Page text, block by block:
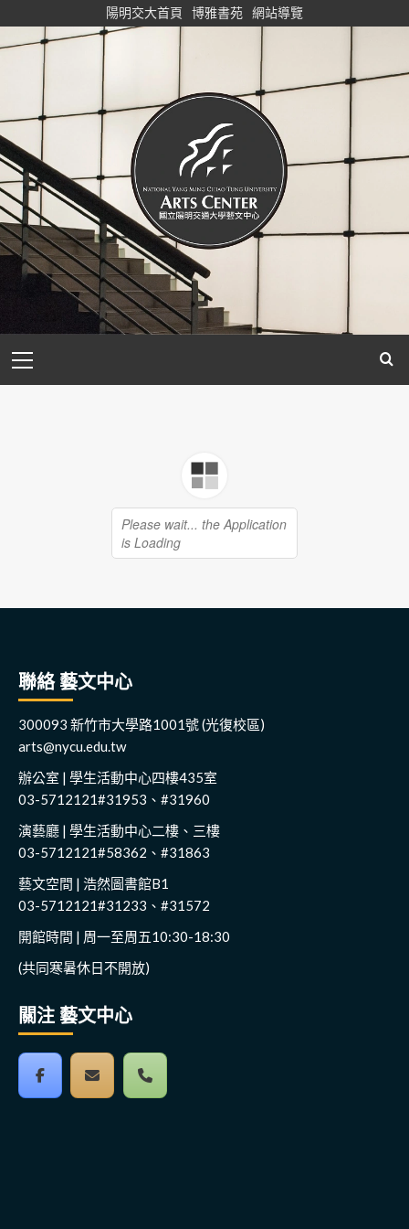
content
陽明交大首頁 博雅書苑 網站導覽
Menu
聯絡 藝文中心
300093 新竹市大學路1001號 (光復校區)
arts@nycu.edu.tw
辦公室 | 學生活動中心四樓435室
03-5712121#31953、#31960
演藝廳 | 學生活動中心二樓、三樓
03-5712121#58362、#31863
藝文空間 | 浩然圖書館B1
03-5712121#31233、#31572
開館時間 | 周一至周五10:30-18:30
(共同寒暑休日不開放)
關注 藝文中心